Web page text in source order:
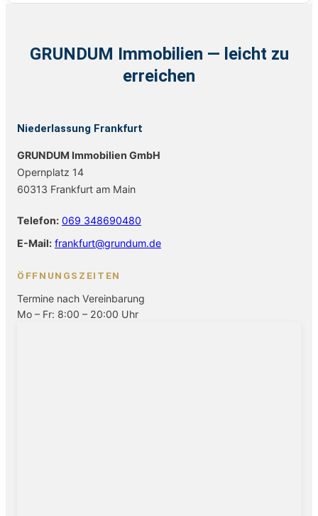
GRUNDUM Immobilien — leicht zu
erreichen
Niederlassung Frankfurt
GRUNDUM Immobilien GmbH
Opernplatz 14
60313 Frankfurt am Main
Telefon: 069 348690480
E-Mail: frankfurt@grundum.de
ÖFFNUNGSZEITEN
Termine nach Vereinbarung
Mo – Fr: 8:00 – 20:00 Uhr